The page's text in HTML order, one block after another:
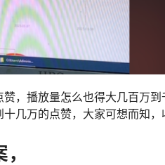
，播放量怎么也得大几百万
几万的点赞，大家可想而知，